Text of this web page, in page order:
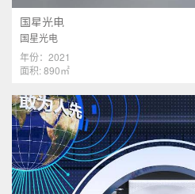
国星光电
国星光电
年份：2021
面积: 890㎡